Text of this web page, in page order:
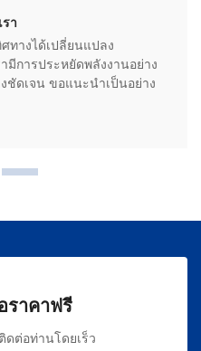
า
ทางได้เปลี่ยนแปลง
มีการประหยัดพลังงานอย่าง
ดเจน ขอแนะนำเป็นอย่าง
ราคาฟรี
ดต่อท่านโดยเร็ว